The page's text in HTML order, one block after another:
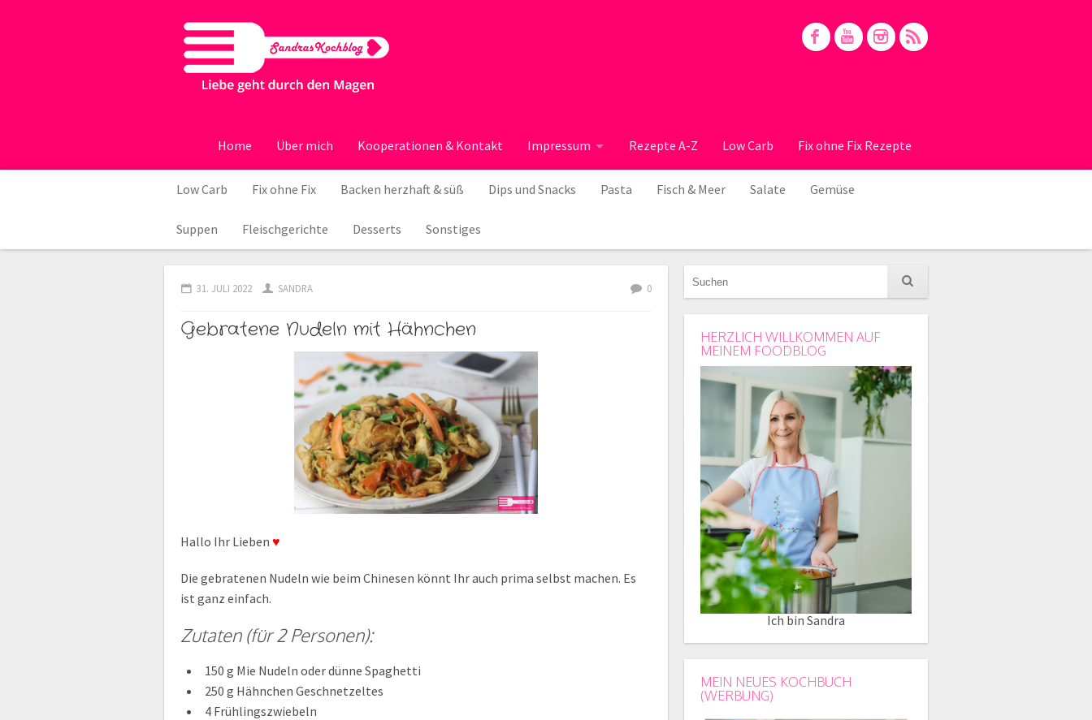
Home Über mich Kooperationen & Kontakt Impressum Rezepte A-Z Low Carb Fix ohne Fix Rezepte
Low Carb Fix ohne Fix Backen herzhaft & süß Dips und Snacks Pasta Fisch & Meer Salate Gemüse
Suppen Fleischgerichte Desserts Sonstiges
31. JULI 2022 SANDRA 0
Gebratene Nudeln mit Hähnchen
Hallo Ihr Lieben ♥
Die gebratenen Nudeln wie beim Chinesen könnt Ihr auch prima selbst machen. Es
ist ganz einfach.
Zutaten (für 2 Personen):
150 g Mie Nudeln oder dünne Spaghetti
250 g Hähnchen Geschnetzeltes
4 Frühlingszwiebeln
HERZLICH WILLKOMMEN AUF
MEINEM FOODBLOG
Ich bin Sandra
MEIN NEUES KOCHBUCH
(WERBUNG)